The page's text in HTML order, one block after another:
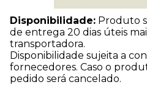
Disponibilidade: Produto
de entrega 20 dias úteis
transportadora.
Disponibilidade sujeita a
fornecedores. Caso o
pedido será cancelado.